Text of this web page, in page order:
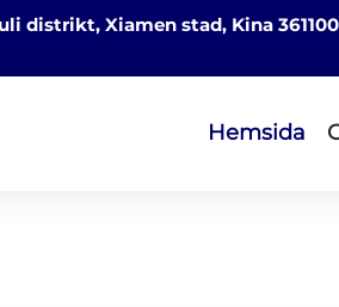
distrikt, Xiamen stad, Kina 361100
Hemsida